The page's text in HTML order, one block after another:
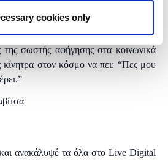
cookies only
αξίζει. Σε αυτό το workshop θα
μυστικά για το πώς μπορούμε να
της σωστής αφήγησης στα κοινωνικά
κίνητρα στον κόσμο να πει: “Πες μου
ανακάλυψέ τα όλα στο Live Digital